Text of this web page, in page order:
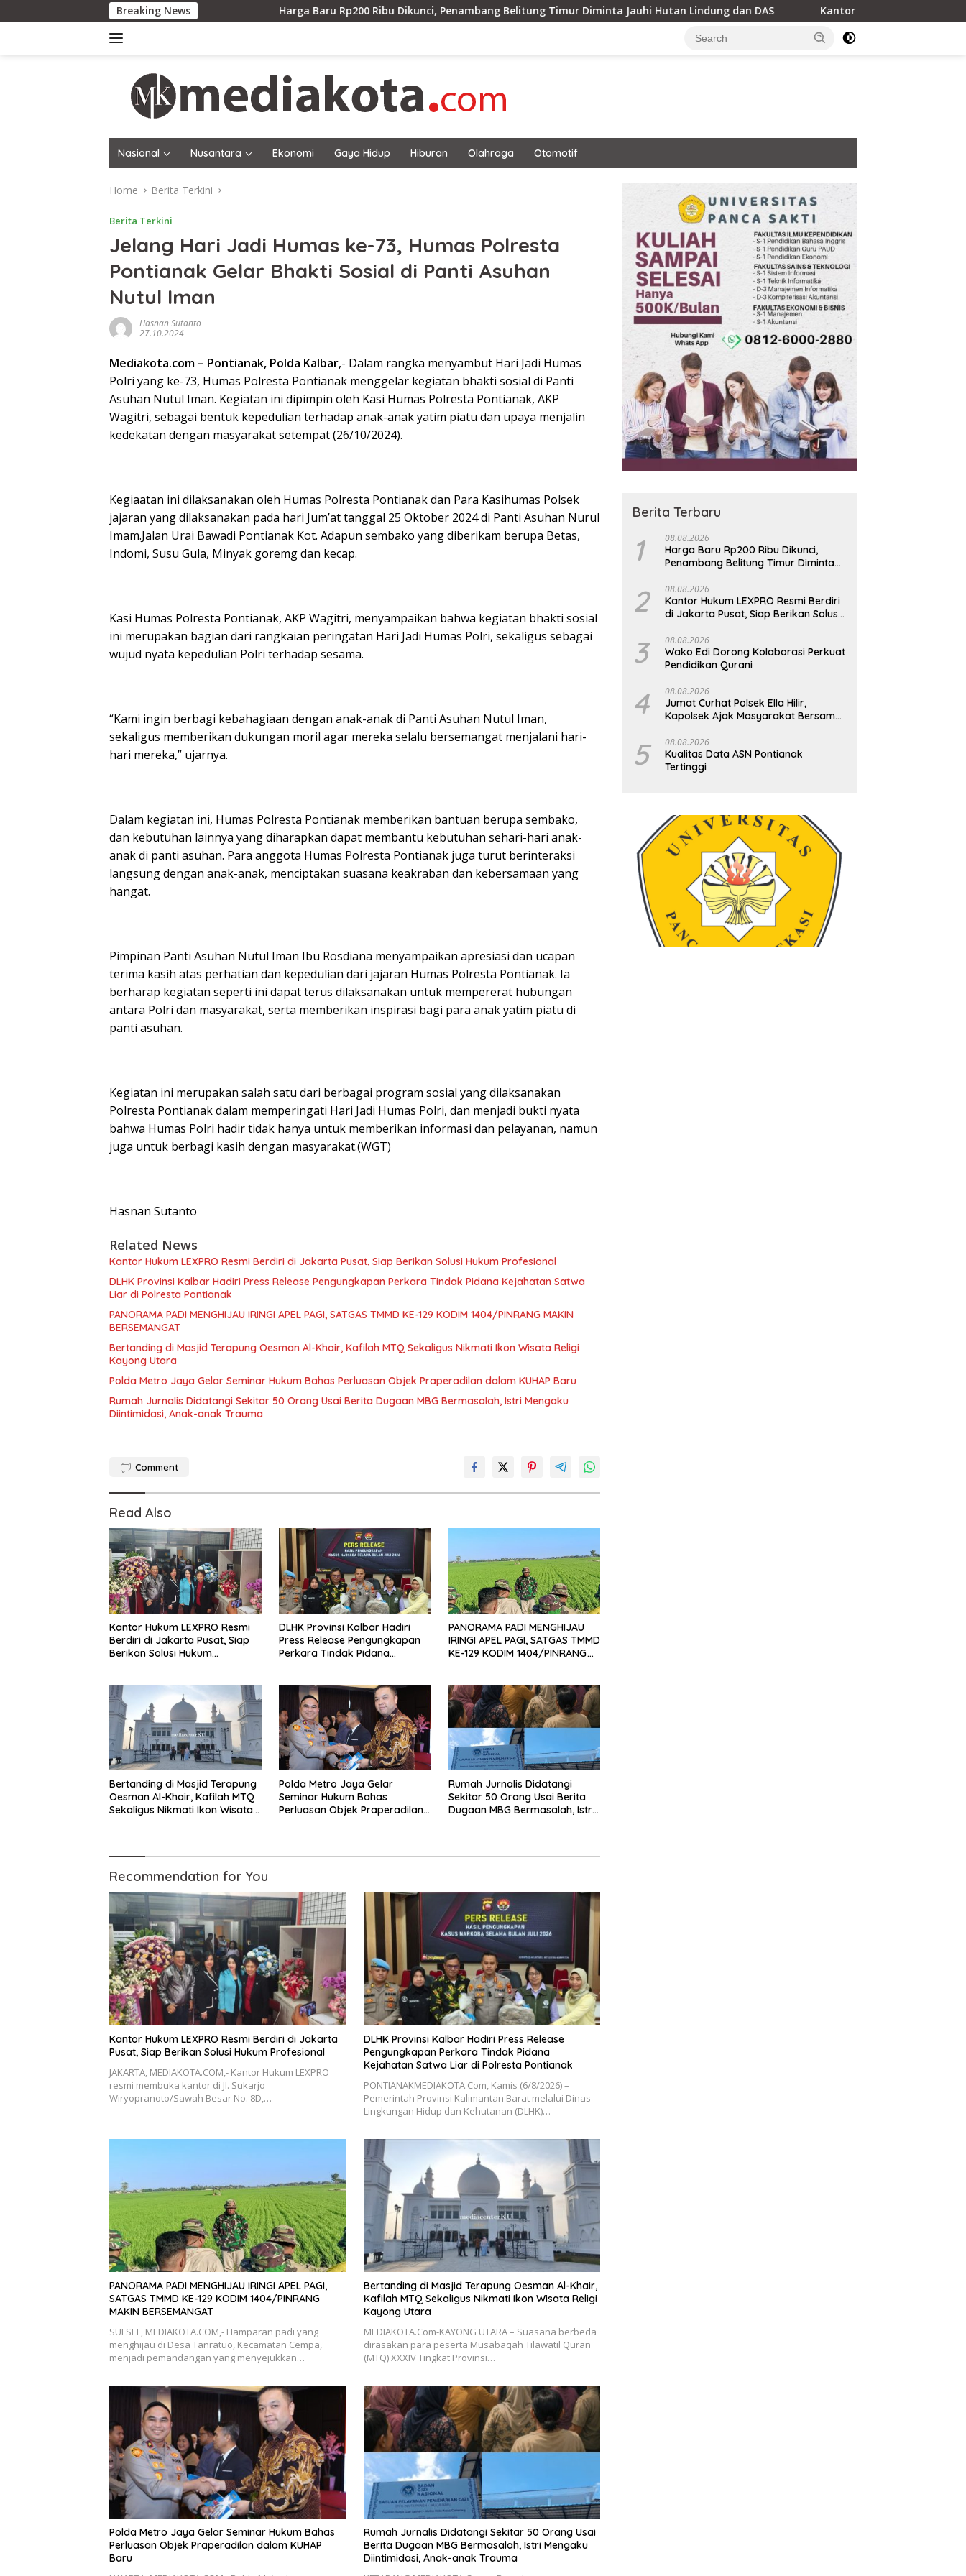
to
Breaking NewsHarga Baru Rp200 Ribu Dikunci, Penambang Belitung Timur Diminta Jauhi Hutan Lindung dan DAS Kantor Hukum LEXPRO Resmi Berdiri di
Nasional Nusantara Ekonomi Gaya Hidup Hiburan Olahraga Otomotif
Home Berita Terkini
Berita Terkini
Jelang Hari Jadi Humas ke-73, Humas Polresta
Pontianak Gelar Bhakti Sosial di Panti Asuhan
Nutul Iman
Hasnan Sutanto
27.10.2024
Mediakota.com – Pontianak, Polda Kalbar,- Dalam rangka menyambut Hari Jadi Humas
Polri yang ke-73, Humas Polresta Pontianak menggelar kegiatan bhakti sosial di Panti
Asuhan Nutul Iman. Kegiatan ini dipimpin oleh Kasi Humas Polresta Pontianak, AKP
Wagitri, sebagai bentuk kepedulian terhadap anak-anak yatim piatu dan upaya menjalin
kedekatan dengan masyarakat setempat (26/10/2024).
Kegiaatan ini dilaksanakan oleh Humas Polresta Pontianak dan Para Kasihumas Polsek
jajaran yang dilaksanakan pada hari Jum’at tanggal 25 Oktober 2024 di Panti Asuhan Nurul
Imam.Jalan Urai Bawadi Pontianak Kot. Adapun sembako yang diberikam berupa Betas,
Indomi, Susu Gula, Minyak goremg dan kecap.
Kasi Humas Polresta Pontianak, AKP Wagitri, menyampaikan bahwa kegiatan bhakti sosial
ini merupakan bagian dari rangkaian peringatan Hari Jadi Humas Polri, sekaligus sebagai
wujud nyata kepedulian Polri terhadap sesama.
“Kami ingin berbagi kebahagiaan dengan anak-anak di Panti Asuhan Nutul Iman,
sekaligus memberikan dukungan moril agar mereka selalu bersemangat menjalani hari-
hari mereka,” ujarnya.
Dalam kegiatan ini, Humas Polresta Pontianak memberikan bantuan berupa sembako,
dan kebutuhan lainnya yang diharapkan dapat membantu kebutuhan sehari-hari anak-
anak di panti asuhan. Para anggota Humas Polresta Pontianak juga turut berinteraksi
langsung dengan anak-anak, menciptakan suasana keakraban dan kebersamaan yang
hangat.
Pimpinan Panti Asuhan Nutul Iman Ibu Rosdiana menyampaikan apresiasi dan ucapan
terima kasih atas perhatian dan kepedulian dari jajaran Humas Polresta Pontianak. Ia
berharap kegiatan seperti ini dapat terus dilaksanakan untuk mempererat hubungan
antara Polri dan masyarakat, serta memberikan inspirasi bagi para anak yatim piatu di
panti asuhan.
Kegiatan ini merupakan salah satu dari berbagai program sosial yang dilaksanakan
Polresta Pontianak dalam memperingati Hari Jadi Humas Polri, dan menjadi bukti nyata
bahwa Humas Polri hadir tidak hanya untuk memberikan informasi dan pelayanan, namun
juga untuk berbagi kasih dengan masyarakat.(WGT)
Hasnan Sutanto
Related News
Kantor Hukum LEXPRO Resmi Berdiri di Jakarta Pusat, Siap Berikan Solusi Hukum Profesional
DLHK Provinsi Kalbar Hadiri Press Release Pengungkapan Perkara Tindak Pidana Kejahatan Satwa
Liar di Polresta Pontianak
PANORAMA PADI MENGHIJAU IRINGI APEL PAGI, SATGAS TMMD KE-129 KODIM 1404/PINRANG MAKIN
BERSEMANGAT
Bertanding di Masjid Terapung Oesman Al-Khair, Kafilah MTQ Sekaligus Nikmati Ikon Wisata Religi
Kayong Utara
Polda Metro Jaya Gelar Seminar Hukum Bahas Perluasan Objek Praperadilan dalam KUHAP Baru
Rumah Jurnalis Didatangi Sekitar 50 Orang Usai Berita Dugaan MBG Bermasalah, Istri Mengaku
Diintimidasi, Anak-anak Trauma
Comment
Read Also
Kantor Hukum LEXPRO Resmi
Berdiri di Jakarta Pusat, Siap
Berikan Solusi Hukum
DLHK Provinsi Kalbar Hadiri
Press Release Pengungkapan
Perkara Tindak Pidana
PANORAMA PADI MENGHIJAU
IRINGI APEL PAGI, SATGAS TMMD
KE-129 KODIM 1404/PINRANG
Bertanding di Masjid Terapung
Oesman Al-Khair, Kafilah MTQ
Sekaligus Nikmati Ikon Wisata
Polda Metro Jaya Gelar
Seminar Hukum Bahas
Perluasan Objek Praperadilan
Rumah Jurnalis Didatangi
Sekitar 50 Orang Usai Berita
Dugaan MBG Bermasalah, Istri
Recommendation for You
Kantor Hukum LEXPRO Resmi Berdiri di Jakarta
Pusat, Siap Berikan Solusi Hukum Profesional
JAKARTA, MEDIAKOTA.COM,- Kantor Hukum LEXPRO
resmi membuka kantor di Jl. Sukarjo
Wiryopranoto/Sawah Besar No. 8D,…
DLHK Provinsi Kalbar Hadiri Press Release
Pengungkapan Perkara Tindak Pidana
Kejahatan Satwa Liar di Polresta Pontianak
PONTIANAKMEDIAKOTA.Com, Kamis (6/8/2026) –
Pemerintah Provinsi Kalimantan Barat melalui Dinas
Lingkungan Hidup dan Kehutanan (DLHK)…
PANORAMA PADI MENGHIJAU IRINGI APEL PAGI,
SATGAS TMMD KE-129 KODIM 1404/PINRANG
MAKIN BERSEMANGAT
SULSEL, MEDIAKOTA.COM,- Hamparan padi yang
menghijau di Desa Tanratuo, Kecamatan Cempa,
menjadi pemandangan yang menyejukkan…
Bertanding di Masjid Terapung Oesman Al-Khair,
Kafilah MTQ Sekaligus Nikmati Ikon Wisata Religi
Kayong Utara
MEDIAKOTA.Com-KAYONG UTARA – Suasana berbeda
dirasakan para peserta Musabaqah Tilawatil Quran
(MTQ) XXXIV Tingkat Provinsi…
Polda Metro Jaya Gelar Seminar Hukum Bahas
Perluasan Objek Praperadilan dalam KUHAP
Baru
Rumah Jurnalis Didatangi Sekitar 50 Orang Usai
Berita Dugaan MBG Bermasalah, Istri Mengaku
Diintimidasi, Anak-anak Trauma
Berita Terbaru
1 08.08.2026
Harga Baru Rp200 Ribu Dikunci,
Penambang Belitung Timur Diminta
2 08.08.2026
Kantor Hukum LEXPRO Resmi Berdiri
di Jakarta Pusat, Siap Berikan Solusi
3 08.08.2026
Wako Edi Dorong Kolaborasi Perkuat
Pendidikan Qurani
4 08.08.2026
Jumat Curhat Polsek Ella Hilir,
Kapolsek Ajak Masyarakat Bersama
5 08.08.2026
Kualitas Data ASN Pontianak
Tertinggi